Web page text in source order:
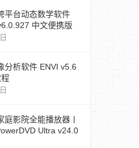
平台动态数学软件
中文便携版
分析软件 ENVI v5.6
庭影院全能播放器丨
Ultra v24.0